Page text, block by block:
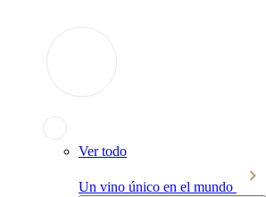
Ver todo
Un vino único en el mundo